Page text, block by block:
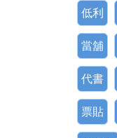
低利
當舖
代書
票貼